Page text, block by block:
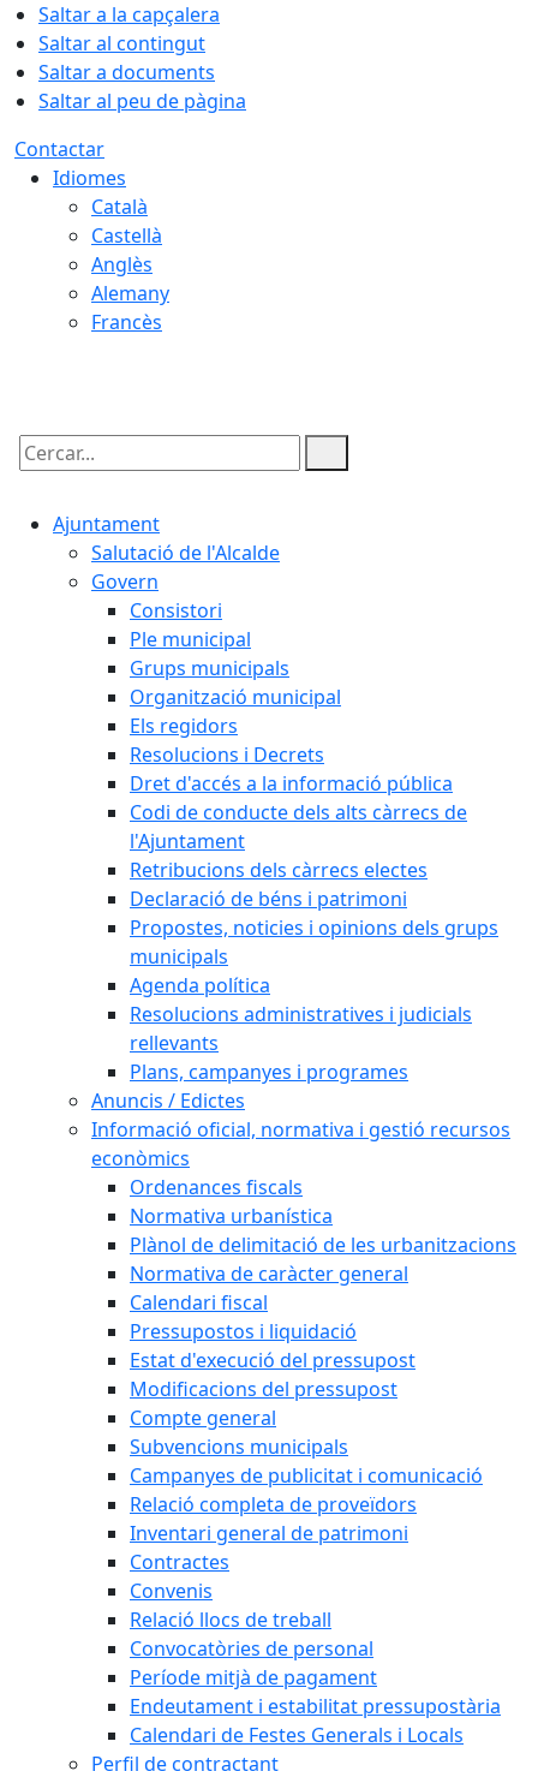
Saltar a la capçalera
Saltar al contingut
Saltar a documents
Saltar al peu de pàgina
Contactar
Idiomes
Català
Castellà
Anglès
Alemany
Francès
Cercar:
Ajuntament
Salutació de l'Alcalde
Govern
Consistori
Ple municipal
Grups municipals
Organització municipal
Els regidors
Resolucions i Decrets
Dret d'accés a la informació pública
Codi de conducte dels alts càrrecs de
l'Ajuntament
Retribucions dels càrrecs electes
Declaració de béns i patrimoni
Propostes, noticies i opinions dels grups
municipals
Agenda política
Resolucions administratives i judicials
rellevants
Plans, campanyes i programes
Anuncis / Edictes
Informació oficial, normativa i gestió recursos
econòmics
Ordenances fiscals
Normativa urbanística
Plànol de delimitació de les urbanitzacions
Normativa de caràcter general
Calendari fiscal
Pressupostos i liquidació
Estat d'execució del pressupost
Modificacions del pressupost
Compte general
Subvencions municipals
Campanyes de publicitat i comunicació
Relació completa de proveïdors
Inventari general de patrimoni
Contractes
Convenis
Relació llocs de treball
Convocatòries de personal
Període mitjà de pagament
Endeutament i estabilitat pressupostària
Calendari de Festes Generals i Locals
Perfil de contractant